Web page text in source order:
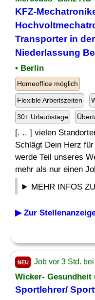
KFZ-
Transporter in
Niederlassung
• Berlin
Homeoffice möglich
Flexible Arbeitszeiten
30+ Urlaubstage
[. .. ] vielen
Schlägt Dein Herz
werde Teil unseres
mehr als nur einen
MEHR INFOS
▶ Zur
NEU Job vor 3 Std.
Wicker- Gesundheit
Sportlehrer/